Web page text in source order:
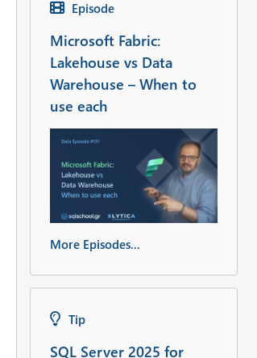
Episode
Microsoft Fabric:
Lakehouse vs Data
Warehouse – When to
use each
More Episodes...
Tip
SQL Server 2025 for